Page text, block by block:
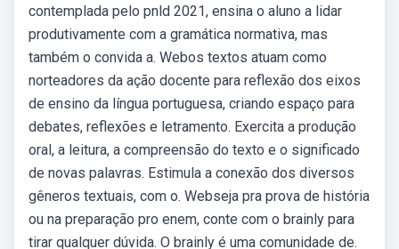
contemplada pelo pnld 2021, ensina o aluno a lidar
produtivamente com a gramática normativa, mas
também o convida a. Webos textos atuam como
norteadores da ação docente para reflexão dos eixos
de ensino da língua portuguesa, criando espaço para
debates, reflexões e letramento. Exercita a produção
oral, a leitura, a compreensão do texto e o significado
de novas palavras. Estimula a conexão dos diversos
gêneros textuais, com o. Webseja pra prova de história
ou na preparação pro enem, conte com o brainly para
tirar qualquer dúvida. O brainly é uma comunidade de.